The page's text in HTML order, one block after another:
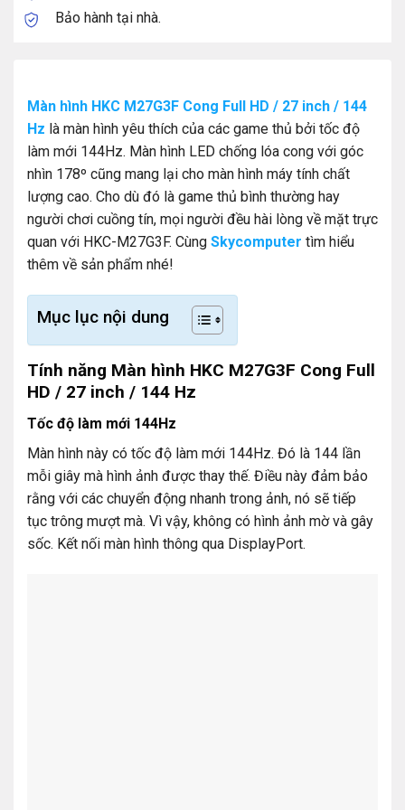
Bảo hành tại nhà.
Màn hình HKC M27G3F Cong Full HD / 27 inch / 144
Hz là màn hình yêu thích của các game thủ bởi tốc độ
làm mới 144Hz. Màn hình LED chống lóa cong với góc
nhìn 178º cũng mang lại cho màn hình máy tính chất
lượng cao. Cho dù đó là game thủ bình thường hay
người chơi cuồng tín, mọi người đều hài lòng về mặt trực
quan với HKC-M27G3F. Cùng Skycomputer tìm hiểu
thêm về sản phẩm nhé!
Mục lục nội dung
Tính năng Màn hình HKC M27G3F Cong Full
HD / 27 inch / 144 Hz
Tốc độ làm mới 144Hz
Màn hình này có tốc độ làm mới 144Hz. Đó là 144 lần
mỗi giây mà hình ảnh được thay thế. Điều này đảm bảo
rằng với các chuyển động nhanh trong ảnh, nó sẽ tiếp
tục trông mượt mà. Vì vậy, không có hình ảnh mờ và gây
sốc. Kết nối màn hình thông qua DisplayPort.